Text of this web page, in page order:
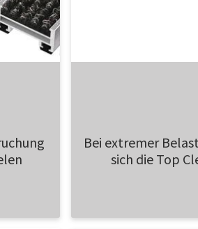
Bei extremer
sich die Top